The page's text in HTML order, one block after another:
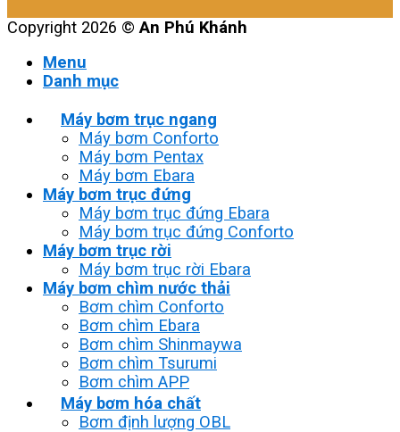
Copyright 2026 © An Phú Khánh
Menu
Danh mục
Máy bơm trục ngang
Máy bơm Conforto
Máy bơm Pentax
Máy bơm Ebara
Máy bơm trục đứng
Máy bơm trục đứng Ebara
Máy bơm trục đứng Conforto
Máy bơm trục rời
Máy bơm trục rời Ebara
Máy bơm chìm nước thải
Bơm chìm Conforto
Bơm chìm Ebara
Bơm chìm Shinmaywa
Bơm chìm Tsurumi
Bơm chìm APP
Máy bơm hóa chất
Bơm định lượng OBL